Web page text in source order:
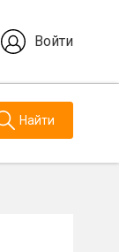
Войти
Найти